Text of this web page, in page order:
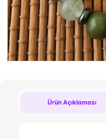
Ürün Açıklaması